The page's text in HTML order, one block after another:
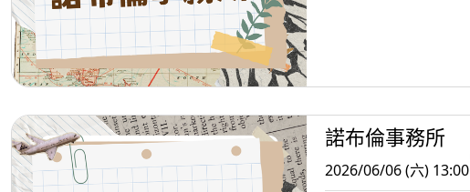
諾布倫事務所
2026/06/06 (六) 13:00